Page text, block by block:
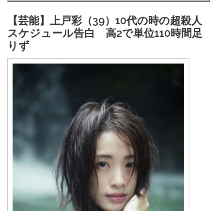
【芸能】上戸彩（39）10代の時の超殺人
スケジュール告白 高2で単位110時間足
りず